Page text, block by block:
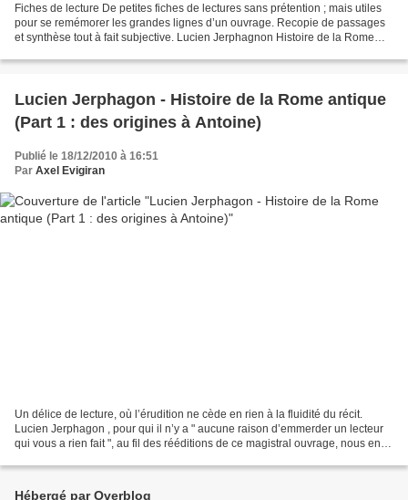
Fiches de lecture De petites fiches de lectures sans prétention ; mais utiles
pour se remémorer les grandes lignes d’un ouvrage. Recopie de passages
et synthèse tout à fait subjective. Lucien Jerphagnon Histoire de la Rome
Lucien Jerphagon - Histoire de la Rome antique
(Part 1 : des origines à Antoine)
Publié le 18/12/2010 à 16:51
Par Axel Evigiran
Un délice de lecture, où l’érudition ne cède en rien à la fluidité du récit.
Lucien Jerphagon , pour qui il n’y a " aucune raison d’emmerder un lecteur
qui vous a rien fait ", au fil des rééditions de ce magistral ouvrage, nous en
Hébergé par Overblog